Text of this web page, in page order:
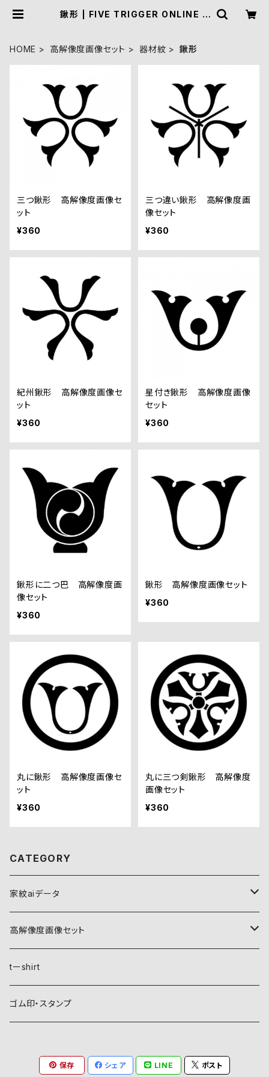
鍬形 | FIVE TRIGGER ONLINE S
HOME 高解像度画像セット 器材紋 鍬形
三つ鍬形 高解像度画像セ
ット
¥360
三つ違い鍬形 高解像度画
像セット
¥360
紀州鍬形 高解像度画像セ
ット
¥360
星付き鍬形 高解像度画像
セット
¥360
鍬形に二つ巴 高解像度画
像セット
¥360
鍬形 高解像度画像セット
¥360
丸に鍬形 高解像度画像セ
ット
¥360
丸に三つ剣鍬形 高解像度
画像セット
¥360
CATEGORY
家紋aiデータ
自然紋
稲妻
霞
植物紋
葵
朝顔・夕顔
動物紋
高解像度画像セット
自然紋
稲妻
植物紋
tーshirt
ゴム印・スタンプ
保存 シェア LINE ポスト